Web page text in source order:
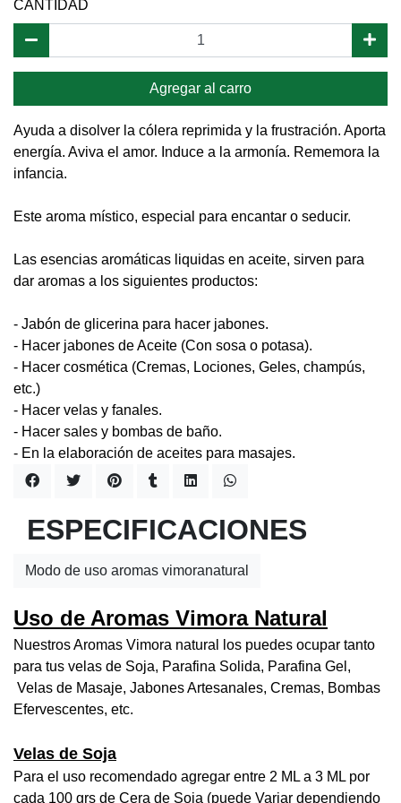
CANTIDAD
Agregar al carro
Ayuda a disolver la cólera reprimida y la frustración. Aporta
energía. Aviva el amor. Induce a la armonía. Rememora la
infancia.
Este aroma místico, especial para encantar o seducir.
Las esencias aromáticas liquidas en aceite, sirven para
dar aromas a los siguientes productos:
- Jabón de glicerina para hacer jabones.
- Hacer jabones de Aceite (Con sosa o potasa).
- Hacer cosmética (Cremas, Lociones, Geles, champús,
etc.)
- Hacer velas y fanales.
- Hacer sales y bombas de baño.
- En la elaboración de aceites para masajes.
ESPECIFICACIONES
Uso de Aromas Vimora Natural
Nuestros Aromas Vimora natural los puedes ocupar tanto
para tus velas de Soja, Parafina Solida, Parafina Gel,
Velas de Masaje, Jabones Artesanales, Cremas, Bombas
Efervescentes, etc.
Velas de Soja
Para el uso recomendado agregar entre 2 ML a 3 ML por
cada 100 grs de Cera de Soja (puede Variar dependiendo
Modo de uso aromas vimoranatural